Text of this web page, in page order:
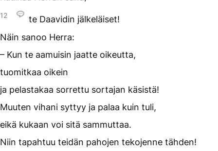
12
te Daavidin jälkeläiset!
Näin sanoo Herra:
– Kun te aamuisin jaatte oikeutta,
tuomitkaa oikein
ja pelastakaa sorrettu sortajan käsistä!
Muuten vihani syttyy ja palaa kuin tuli,
eikä kukaan voi sitä sammuttaa.
Niin tapahtuu teidän pahojen tekojenne tähden!